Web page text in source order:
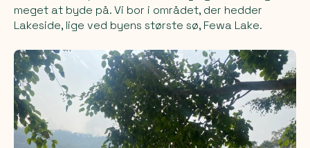
meget at byde på. Vi bor i området, der hedder
Lakeside, lige ved byens største sø, Fewa Lake.